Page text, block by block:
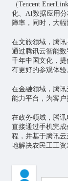
（Tencent
化、AI数据应用
障率，同时，大
在文旅领域，腾
通过腾讯云智能
千年中国文化，
有更好的参观体验
在金融领域，腾
能力平台，为客户
在政务领域，腾
直接通过手机完
程，并基于腾讯
地解决农民工工资